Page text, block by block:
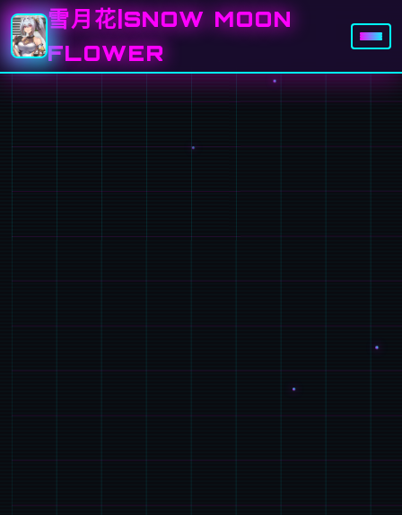
雪月花|SNOW MOON
FLOWER